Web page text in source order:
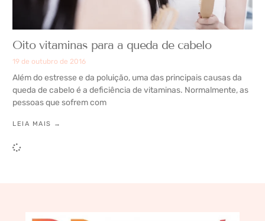
Oito vitaminas para a queda de cabelo
19 de outubro de 2016
Além do estresse e da poluição, uma das principais causas da
queda de cabelo é a deficiência de vitaminas. Normalmente, as
pessoas que sofrem com
LEIA MAIS →